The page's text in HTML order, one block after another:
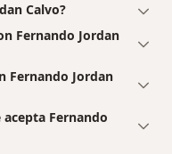
Calvo?
Fernando Jordan
Fernando Jordan
acepta Fernando